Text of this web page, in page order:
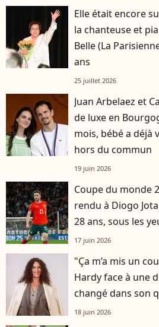
Elle était encore
la chanteuse et
Belle (La
ans
25 juillet 2026
Juan Arbelaez et
de luxe en
mois, bébé a déjà
hors du commun
19 juin 2026
Coupe du monde
rendu à Diogo
28 ans, sous les
17 juin 2026
"Ça m’a mis un
Hardy face à une
changé dans son
18 juin 2026